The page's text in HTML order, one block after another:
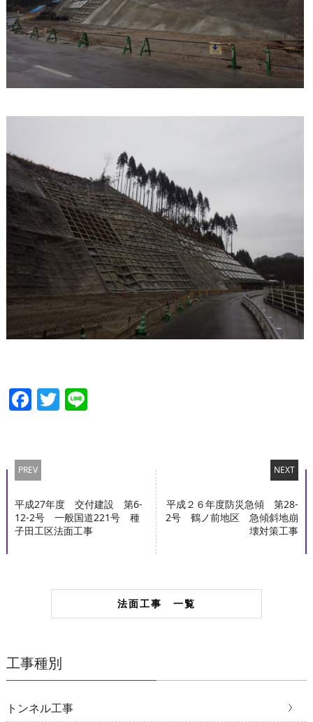
Facebook
Twitter
Line
PREV
平成27年度 交付建設 第6-
12-2号 一般国道221号 種
子田工区法面工事
NEXT
平成２６年度防災急傾 第28-
2号 鶴ノ前地区 急傾斜地崩
壊対策工事
法面工事 一覧
工事種別
トンネル工事